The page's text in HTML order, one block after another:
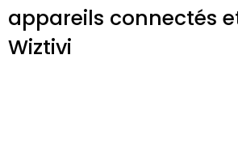
appareils connectés
Wiztivi